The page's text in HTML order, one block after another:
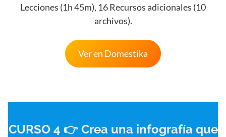
Lecciones (1h 45m), 16 Recursos adicionales (10
archivos).
Ver en Domestika
CURSO 4 👉 Crea una infografía que